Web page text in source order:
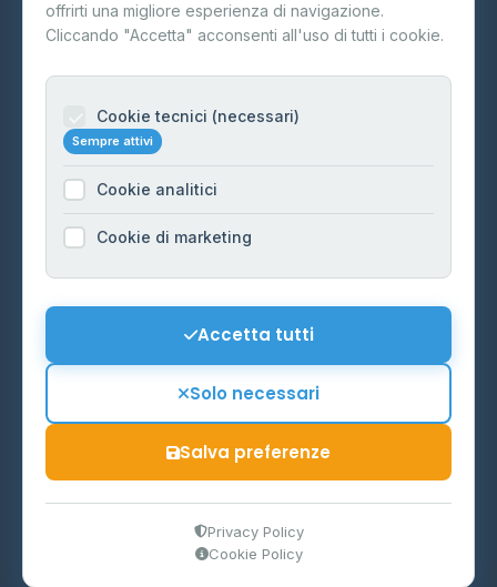
Contatti
Informazioni legali
Cookie Policy
Preferenze Cookie
Mappa del sito
P.IVA 03859300364
Ministero delle Imprese e del Made in Italy
offrirti una migliore esperienza di navigazione.
Cliccando "Accetta" acconsenti all'uso di tutti i cookie.
Cookie tecnici (necessari)
Sempre attivi
Cookie analitici
Cookie di marketing
Accetta tutti
Solo necessari
Salva preferenze
Privacy Policy
Cookie Policy